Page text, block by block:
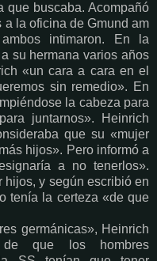
que buscaba. Acompañó
la oficina de Gmund am
intimaron. En la
su hermana varios años
«un cara a cara en el
sin remedio». En
la cabeza para
juntarnos». Heinrich
que su «mujer
hijos». Pero informó a
a no tenerlos».
hijos, y según escribió en
tenía la certeza «de que
germánicas», Heinrich
de que los hombres